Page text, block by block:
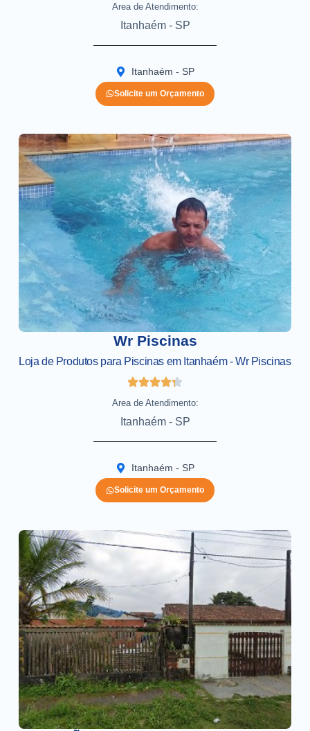
Area de Atendimento:
Itanhaém - SP
Itanhaém - SP
Solicite um Orçamento
Wr Piscinas
Loja de Produtos para Piscinas em Itanhaém - Wr Piscinas
Area de Atendimento:
Itanhaém - SP
Itanhaém - SP
Solicite um Orçamento